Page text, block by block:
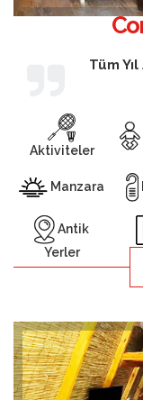
Tüm
Aktiviteler
Manzara
Antik
Yerler